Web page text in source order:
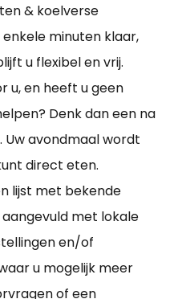
& koelverse
minuten klaar,
u flexibel en vrij.
u, en heeft u geen
Denk dan een na
avondmaal wordt
direct eten.
lijst met bekende
met lokale
en/of
u mogelijk meer
of een